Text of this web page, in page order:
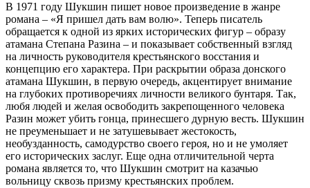
В 1971 году Шукшин пишет новое произведение в жанре
романа – «Я пришел дать вам волю». Теперь писатель
обращается к одной из ярких исторических фигур – образу
атамана Степана Разина – и показывает собственный взгляд
на личность руководителя крестьянского восстания и
концепцию его характера. При раскрытии образа донского
атамана Шукшин, в первую очередь, акцентирует внимание
на глубоких противоречиях личности великого бунтаря. Так,
любя людей и желая освободить закрепощенного человека
Разин может убить гонца, принесшего дурную весть. Шукшин
не преуменьшает и не затушевывает жестокость,
необузданность, самодурство своего героя, но и не умоляет
его исторических заслуг. Еще одна отличительной черта
романа является то, что Шукшин смотрит на казачью
вольницу сквозь призму крестьянских проблем.